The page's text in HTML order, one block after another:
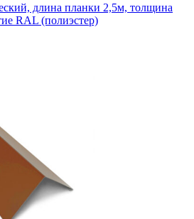
длина планки 2,5м, толщина
RAL (полиэстер)